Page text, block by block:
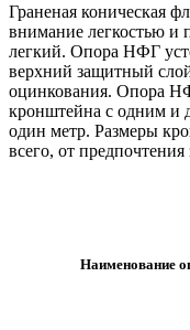
Граненая коническая
внимание легкостью и
легкий. Опора НФГ
верхний защитный
оцинкования. Опора
кронштейна с одним и
один метр. Размеры
всего, от предпочтения
Наименование